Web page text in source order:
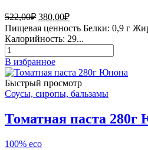
522,00₽ Первоначальная
цена
составляла
522,00₽.
380,00₽Текущая
цена:
380,00₽.
Пищевая ценность Белки: 0,9 г
Калорийность: 29...
Количество
товара
Пекмез
шелковицы
без
сахара
Royal
Forest,
г
В избранное
Быстрый просмотр
Соусы, сиропы, бальзамы
Томатная паста 280г
100% eco